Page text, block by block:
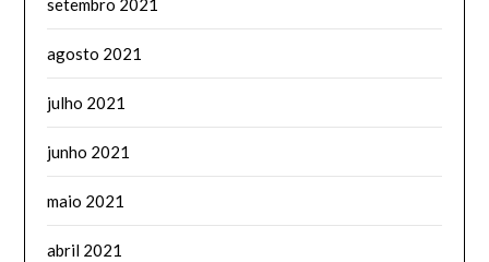
setembro 2021
agosto 2021
julho 2021
junho 2021
maio 2021
abril 2021